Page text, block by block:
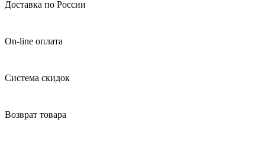
Доставка по России
On-line оплата
Система скидок
Возврат товара